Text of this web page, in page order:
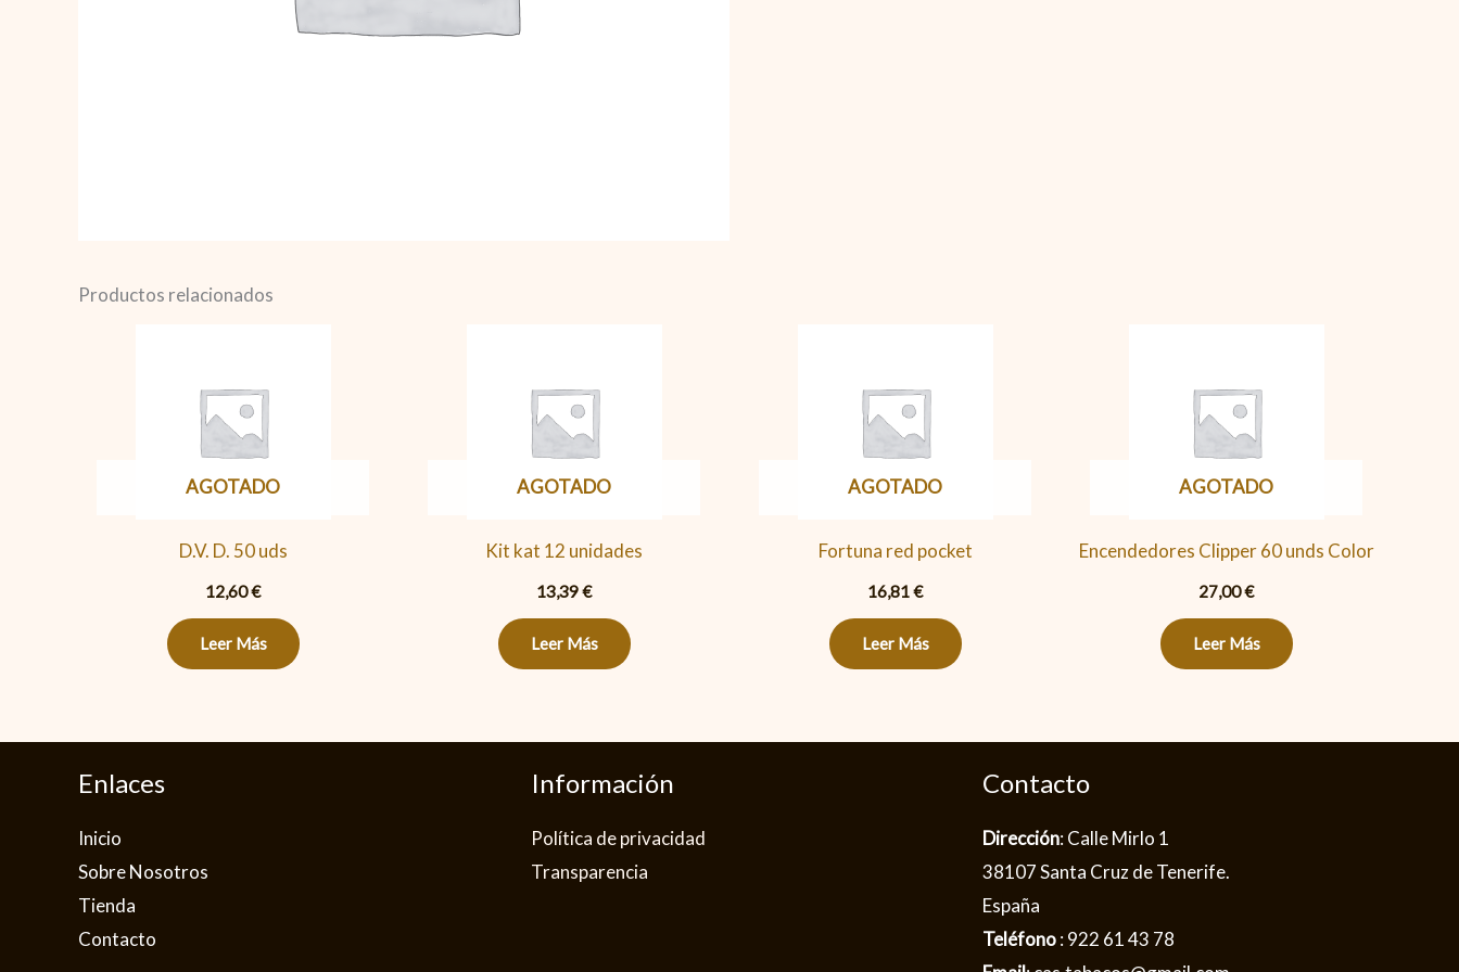
Productos relacionados
AGOTADO
D.V. D. 50 uds
12,60€
Leer Más
AGOTADO
Kit kat 12 unidades
13,39€
Leer Más
AGOTADO
Fortuna red pocket
16,81€
Leer Más
AGOTADO
Encendedores Clipper 60 unds Color
27,00€
Leer Más
Enlaces
Inicio
Sobre Nosotros
Tienda
Contacto
Información
Política de privacidad​
Transparencia
Contacto
Dirección: Calle Mirlo 1
38107 Santa Cruz de Tenerife.
España
Teléfono: 922 61 43 78